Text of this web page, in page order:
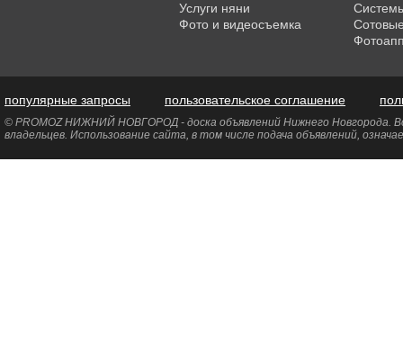
Услуги няни
Фото и видеосъемка
популярные запросы пользовательское соглашение
© PROMOZ НИЖНИЙ НОВГОРОД - доска объявлений Нижнего Новгорода.
владельцев. Использование сайта, в том числе подача объявлений,